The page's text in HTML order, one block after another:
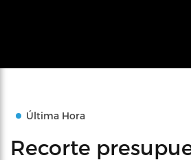
Última Hora
Recorte